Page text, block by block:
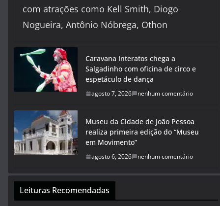
com atrações como Kell Smith, Diogo
Nogueira, Antônio Nóbrega, Othon
Caravana Interatos chega a
Salgadinho com oficina de circo e
espetáculo de dança
agosto 7, 2026 nenhum comentário
Museu da Cidade de João Pessoa
realiza primeira edição do “Museu
em Movimento”
agosto 6, 2026 nenhum comentário
Leituras Recomendadas